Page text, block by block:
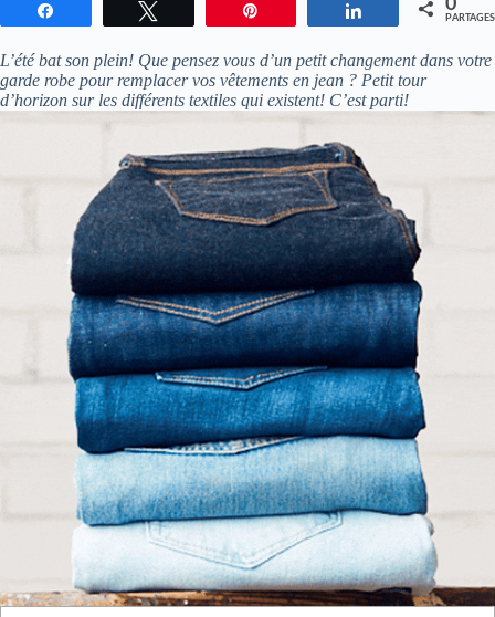
Enregistrer Partagez 0
PARTAGES
L’été bat son plein! Que pensez vous d’un petit changement dans votre
garde robe pour remplacer vos vêtements en jean ? Petit tour
d’horizon sur les différents textiles qui existent! C’est parti!